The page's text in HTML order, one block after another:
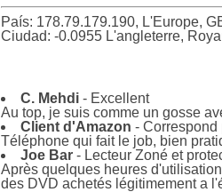
País: 178.79.179.190, L'Europe,
Ciudad: -0.0955 L'angleterre,
C. Mehdi - Excellent
Au top, je suis comme un gosse
Client d'Amazon - Correspond
Téléphone qui fait le job, bien
Joe Bar - Lecteur Zoné et
Après quelques heures
des DVD achetés légitimement a